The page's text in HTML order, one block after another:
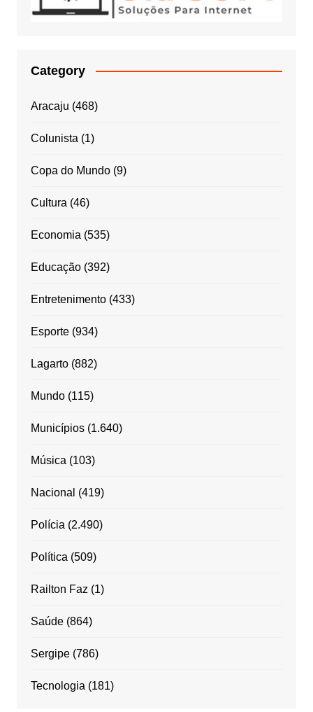
Category
Aracaju (468)
Colunista (1)
Copa do Mundo(9)
Cultura (46)
Economia (535)
Educação(392)
Entretenimento(433)
Esporte(934)
Lagarto(882)
Mundo(115)
Municípios(1.640)
Música (103)
Nacional (419)
Polícia (2.490)
Política (509)
Railton Faz (1)
Saúde(864)
Sergipe(786)
Tecnologia (181)